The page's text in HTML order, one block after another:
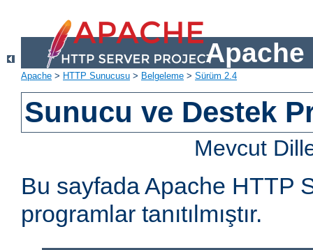
Apache
Apache > HTTP Sunucusu > Belgeleme > Sürüm 2.4
Sunucu ve Destek
Mevcut
Bu sayfada Apache HTTP
programlar tanıtılmıştır.